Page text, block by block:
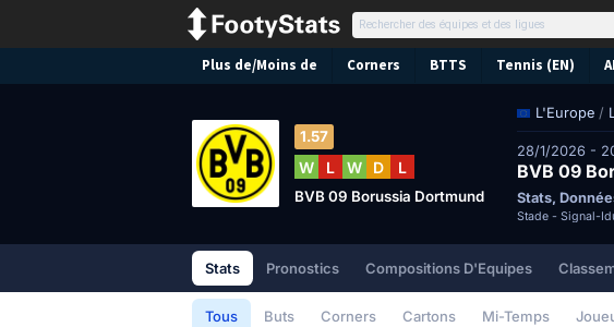
Plus de/Moins de Corners BTTS Tennis (EN)
L'Europe /
28/1/2026 -
Stats,
Stade - Signal-
1.57
W L W D L
BVB 09 Borussia Dortmund
Stats Pronostics Compositions D'Equipes
Tous Buts Corners Cartons Mi-Temps